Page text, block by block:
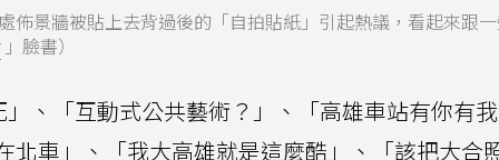
佈景牆被貼上去背過後的「自拍貼紙」引起熱議，看起來跟
」臉書）
、「互動式公共藝術？」、「高雄車站有你有
北車」、「我大高雄就是這麼酷」、「該把大合